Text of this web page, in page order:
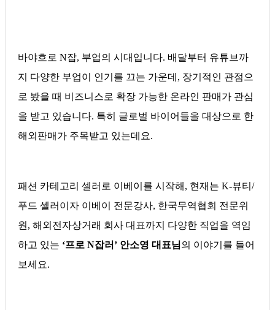
바야흐로 N잡, 부업의 시대입니다. 배달부터 유튜브까
지 다양한 부업이 인기를 끄는 가운데, 장기적인 관점으
로 봤을 때 비즈니스로 확장 가능한 온라인 판매가 관심
을 받고 있습니다. 특히 글로벌 바이어들을 대상으로 한
해외판매가 주목받고 있는데요.
패션 카테고리 셀러로 이베이를 시작해, 현재는 K-뷰티/
푸드 셀러이자 이베이 전문강사, 한국무역협회 전문위
원, 해외전자상거래 회사 대표까지 다양한 직업을 역임
하고 있는 ‘프로 N잡러’ 안소영 대표님의 이야기를 들어
보세요.